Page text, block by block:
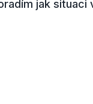
jak situaci